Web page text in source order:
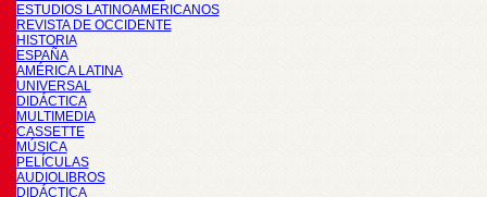
ESTUDIOS LATINOAMERICANOS
REVISTA DE OCCIDENTE
HISTORIA
ESPAÑA
AMÉRICA LATINA
UNIVERSAL
DIDÁCTICA
MULTIMEDIA
CASSETTE
MÚSICA
PELÍCULAS
AUDIOLIBROS
DIDÁCTICA